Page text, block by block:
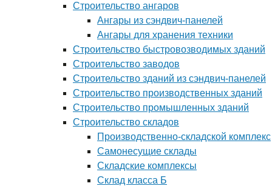
Строительство ангаров
Ангары из сэндвич-панелей
Ангары для хранения техники
Строительство быстровозводимых зданий
Строительство заводов
Строительство зданий из сэндвич-панелей
Строительство производственных зданий
Строительство промышленных зданий
Строительство складов
Производственно-складской комплекс
Самонесущие склады
Складские комплексы
Склад класса Б